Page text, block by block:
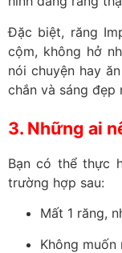
Đặc biệt, răng
cộm, không hở
nói chuyện hay
chắn và sáng đẹp
3. Những ai
Bạn có thể thực
trường hợp sau:
Mất 1 răng,
Không